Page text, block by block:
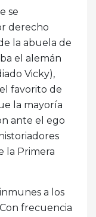
se
derecho
la abuela de
el alemán
Vicky),
favorito de
la mayoría
ante el ego
la Primera
a los
frecuencia